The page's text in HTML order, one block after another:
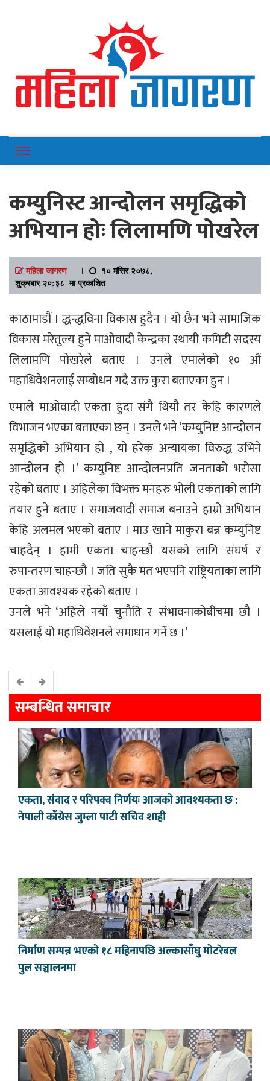
Mahilajagaran
कम्युनिस्ट आन्दोलन समृद्धिको
अभियान होः लिलामणि पोखरेल
महिला जागरण।
१० मंसिर २०७८,
शुक्रबार २०:३८ मा प्रकाशित
काठामाडौं । द्धन्द्धविना विकास हुदैन । यो छैन भने सामाजिक
विकास मरेतुल्य हुने माओवादी केन्द्रका स्थायी कमिटी सदस्य
लिलामणि पोखरेले बताए । उनले एमालेको १० औं
महाधिवेशनलाई सम्बोधन गदै उक्त कुरा बताएका हुन ।
एमाले माओवादी एकता हुदा संगै थियौ तर केहि कारणले
विभाजन भएका बताएका छन् । उनले भने ‘कम्युनिष्ट आन्दोलन
समृद्धिको अभियान हो , यो हरेक अन्यायका विरुद्ध उभिने
आन्दोलन हो ।’ कम्युनिष्ट आन्दोलनप्रति जनताको भरोसा
रहेको बताए । अहिलेका विभक्त मनहरु भोली एकताको लागि
तयार हुने बताए । समाजवादी समाज बनाउने हाम्रो अभियान
केहि अलमल भएको बताए । माउ खाने माकुरा बन्न कम्युनिष्ट
चाहदैन् । हामी एकता चाहन्छौ यसको लागि संघर्ष र
रुपान्तरण चाहन्छौ । जति सुकै मत भएपनि राष्ट्रियताका लागि
एकता आवश्यक रहेको बताए ।
उनले भने ‘अहिले नयाँ चुनौति र संभावनाकोबीचमा छौ ।
यसलाई यो महाधिवेशनले समाधान गर्ने छ ।’
सम्बन्धित समाचार
एकता, संवाद र परिपक्व निर्णयः आजको आवश्यकता छ :
नेपाली काँग्रेस जुम्ला पाटी सचिव शाही
निर्माण सम्पन्न भएको १८ महिनापछि अल्कासाँघु मोटरेबल
पुल सञ्चालनमा